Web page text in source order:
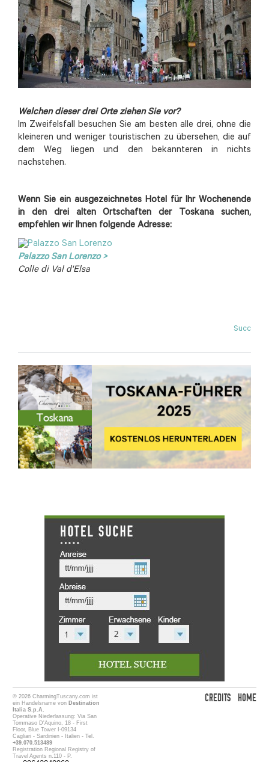
Welchen dieser drei Orte ziehen Sie vor?
Im Zweifelsfall besuchen Sie am besten alle drei, ohne die
kleineren und weniger touristischen zu übersehen, die auf
dem Weg liegen und den bekannteren in nichts
nachstehen.
Wenn Sie ein ausgezeichnetes Hotel für Ihr Wochenende
in den drei alten Ortschaften der Toskana suchen,
empfehlen wir Ihnen folgende Adresse:
Palazzo San Lorenzo >
Colle di Val d'Elsa
Succ
© 2026 CharmingTuscany.com ist
ein Handelsname vonDestination
Italia S.p.A.
Operative Niederlassung: Via San
Tommaso D'Aquino, 18 - First
Floor, Blue Tower I-09134
Cagliari - Sardinien - Italien - Tel.
+39.070.513489
Registration Regional Registry of
Travel Agents n.110 - P.
CREDITS HOME